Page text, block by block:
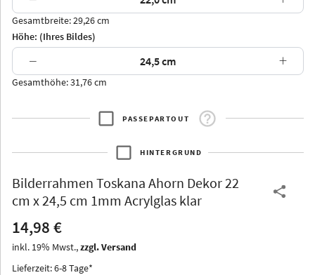
Arran Luzern
Thurgau
Iowa
Gesamtbreite: 29,26 cm
Höhe: (Ihres Bildes)
− +
Gesamthöhe: 31,76 cm
PASSEPARTOUT
HINTERGRUND
Bilderrahmen Toskana Ahorn Dekor 22
cm x 24,5 cm 1mm Acrylglas klar
14,98 €
inkl. 19% Mwst.,zzgl. Versand
Lieferzeit: 6-8 Tage*